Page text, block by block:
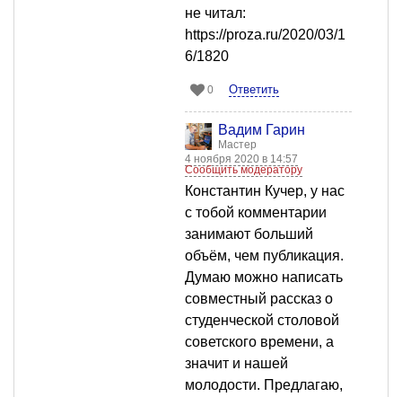
не читал:
https://proza.ru/2020/03/1
6/1820
0 Ответить
Вадим Гарин
Мастер
4 ноября 2020 в 14:57
Сообщить модератору
Константин Кучер, у нас
с тобой комментарии
занимают больший
объём, чем публикация.
Думаю можно написать
совместный рассказ о
студенческой столовой
советского времени, а
значит и нашей
молодости. Предлагаю,